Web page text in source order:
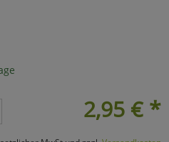
2,95 € *